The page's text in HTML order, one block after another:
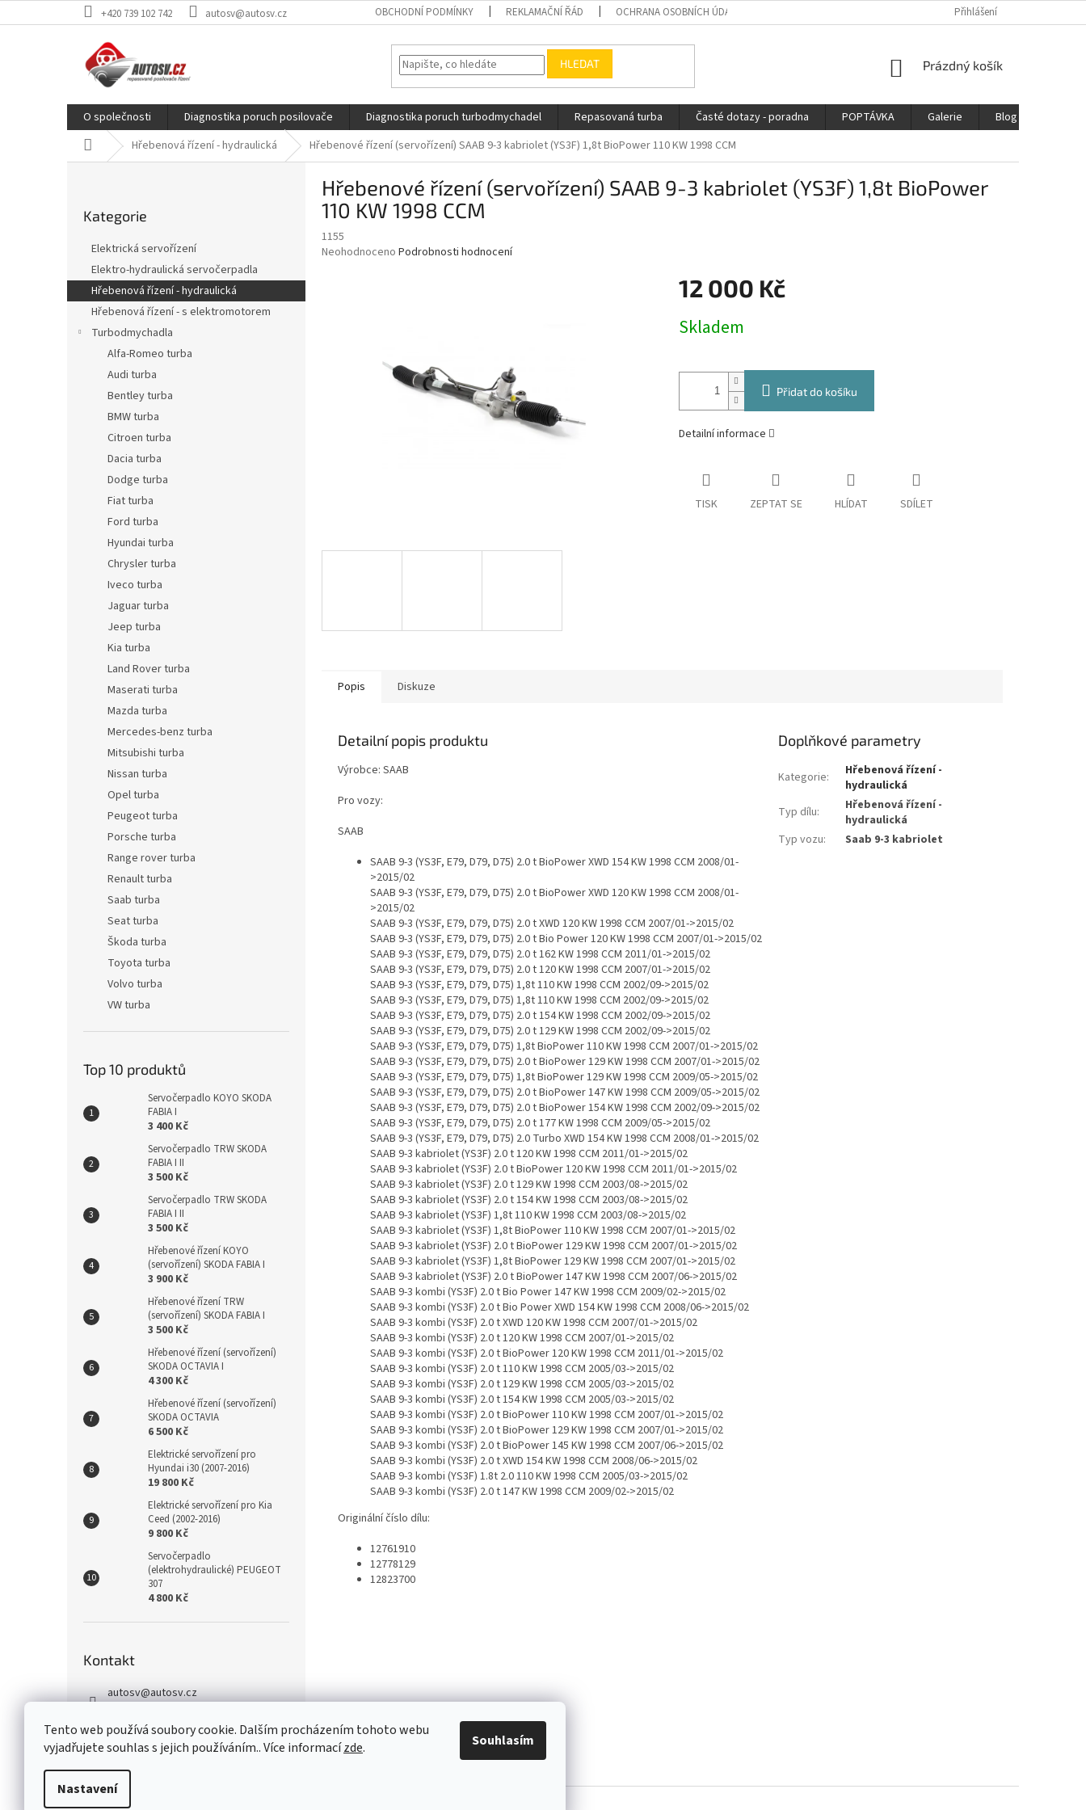
Tento web používá soubory cookie. Dalším procházením tohoto webu
vyjadřujete souhlas s jejich používáním.. Více informacízde.
Nastavení
Souhlasím
na
+420 739 102 742 autosv@autosv.cz OBCHODNÍ PODMÍNKY REKLAMAČNÍ ŘÁD OCHRANA OSOBNÍCH ÚDAJŮ Přihlášení
HLEDAT
NÁKUPNÍ
Prázdný košík
O společnosti Diagnostika poruch posilovače Diagnostika poruch turbodmychadel Repasovaná turba Časté dotazy - poradna POPTÁVKA Galerie Blog
Domů Hřebenová řízení - hydraulická Hřebenové řízení (servořízení) SAAB 9-3 kabriolet (YS3F) 1,8t BioPower 110 KW 1998 CCM
n
kategorie
Kategorie
Elektrická servořízení
Elektro-hydraulická servočerpadla
Hřebenová řízení - hydraulická
Hřebenová řízení - s elektromotorem
Turbodmychadla
Alfa-Romeo turba
Audi turba
Bentley turba
BMW turba
Citroen turba
Dacia turba
Dodge turba
Fiat turba
Ford turba
Hyundai turba
Chrysler turba
Iveco turba
Jaguar turba
Jeep turba
Kia turba
Land Rover turba
Maserati turba
Mazda turba
Mercedes-benz turba
Mitsubishi turba
Nissan turba
Opel turba
Peugeot turba
Porsche turba
Range rover turba
Renault turba
Saab turba
Seat turba
Škoda turba
Toyota turba
Volvo turba
VW turba
Top 10 produktů
Servočerpadlo KOYO SKODA
FABIA I
3 400 Kč
Servočerpadlo TRW SKODA
FABIA I II
3 500 Kč
Servočerpadlo TRW SKODA
FABIA I II
3 500 Kč
Hřebenové řízení KOYO
(servořízení) SKODA FABIA I
3 900 Kč
Hřebenové řízení TRW
(servořízení) SKODA FABIA I
3 500 Kč
Hřebenové řízení (servořízení)
SKODA OCTAVIA I
4 300 Kč
Hřebenové řízení (servořízení)
SKODA OCTAVIA
6 500 Kč
Elektrické servořízení pro
Hyundai i30 (2007-2016)
19 800 Kč
Elektrické servořízení pro Kia
Ceed (2002-2016)
9 800 Kč
Servočerpadlo
(elektrohydraulické) PEUGEOT
307
4 800 Kč
Kontakt
autosv@autosv.cz
+420 739 933 279
Hřebenové řízení (servořízení) SAAB 9-3 kabriolet (YS3F) 1,8t BioPower
110 KW 1998 CCM
1155
Průměrné
Neohodnoceno Podrobnosti hodnocení
12 000 Kč
cena:
Skladem
Přidat do košíku
Detailní informace
TISK ZEPTAT SE HLÍDAT SDÍLET
Popis Diskuze
Detailní popis produktu
Výrobce: SAAB
Pro vozy:
SAAB
SAAB 9-3 (YS3F, E79, D79, D75) 2.0 t BioPower XWD 154 KW 1998 CCM 2008/01-
>2015/02
SAAB 9-3 (YS3F, E79, D79, D75) 2.0 t BioPower XWD 120 KW 1998 CCM 2008/01-
>2015/02
SAAB 9-3 (YS3F, E79, D79, D75) 2.0 t XWD 120 KW 1998 CCM 2007/01->2015/02
SAAB 9-3 (YS3F, E79, D79, D75) 2.0 t Bio Power 120 KW 1998 CCM 2007/01->2015/02
SAAB 9-3 (YS3F, E79, D79, D75) 2.0 t 162 KW 1998 CCM 2011/01->2015/02
SAAB 9-3 (YS3F, E79, D79, D75) 2.0 t 120 KW 1998 CCM 2007/01->2015/02
SAAB 9-3 (YS3F, E79, D79, D75) 1,8t 110 KW 1998 CCM 2002/09->2015/02
SAAB 9-3 (YS3F, E79, D79, D75) 1,8t 110 KW 1998 CCM 2002/09->2015/02
SAAB 9-3 (YS3F, E79, D79, D75) 2.0 t 154 KW 1998 CCM 2002/09->2015/02
SAAB 9-3 (YS3F, E79, D79, D75) 2.0 t 129 KW 1998 CCM 2002/09->2015/02
SAAB 9-3 (YS3F, E79, D79, D75) 1,8t BioPower 110 KW 1998 CCM 2007/01->2015/02
SAAB 9-3 (YS3F, E79, D79, D75) 2.0 t BioPower 129 KW 1998 CCM 2007/01->2015/02
SAAB 9-3 (YS3F, E79, D79, D75) 1,8t BioPower 129 KW 1998 CCM 2009/05->2015/02
SAAB 9-3 (YS3F, E79, D79, D75) 2.0 t BioPower 147 KW 1998 CCM 2009/05->2015/02
SAAB 9-3 (YS3F, E79, D79, D75) 2.0 t BioPower 154 KW 1998 CCM 2002/09->2015/02
SAAB 9-3 (YS3F, E79, D79, D75) 2.0 t 177 KW 1998 CCM 2009/05->2015/02
SAAB 9-3 (YS3F, E79, D79, D75) 2.0 Turbo XWD 154 KW 1998 CCM 2008/01->2015/02
SAAB 9-3 kabriolet (YS3F) 2.0 t 120 KW 1998 CCM 2011/01->2015/02
SAAB 9-3 kabriolet (YS3F) 2.0 t BioPower 120 KW 1998 CCM 2011/01->2015/02
SAAB 9-3 kabriolet (YS3F) 2.0 t 129 KW 1998 CCM 2003/08->2015/02
SAAB 9-3 kabriolet (YS3F) 2.0 t 154 KW 1998 CCM 2003/08->2015/02
SAAB 9-3 kabriolet (YS3F) 1,8t 110 KW 1998 CCM 2003/08->2015/02
SAAB 9-3 kabriolet (YS3F) 1,8t BioPower 110 KW 1998 CCM 2007/01->2015/02
SAAB 9-3 kabriolet (YS3F) 2.0 t BioPower 129 KW 1998 CCM 2007/01->2015/02
SAAB 9-3 kabriolet (YS3F) 1,8t BioPower 129 KW 1998 CCM 2007/01->2015/02
SAAB 9-3 kabriolet (YS3F) 2.0 t BioPower 147 KW 1998 CCM 2007/06->2015/02
SAAB 9-3 kombi (YS3F) 2.0 t Bio Power 147 KW 1998 CCM 2009/02->2015/02
SAAB 9-3 kombi (YS3F) 2.0 t Bio Power XWD 154 KW 1998 CCM 2008/06->2015/02
SAAB 9-3 kombi (YS3F) 2.0 t XWD 120 KW 1998 CCM 2007/01->2015/02
SAAB 9-3 kombi (YS3F) 2.0 t 120 KW 1998 CCM 2007/01->2015/02
SAAB 9-3 kombi (YS3F) 2.0 t BioPower 120 KW 1998 CCM 2011/01->2015/02
SAAB 9-3 kombi (YS3F) 2.0 t 110 KW 1998 CCM 2005/03->2015/02
SAAB 9-3 kombi (YS3F) 2.0 t 129 KW 1998 CCM 2005/03->2015/02
SAAB 9-3 kombi (YS3F) 2.0 t 154 KW 1998 CCM 2005/03->2015/02
SAAB 9-3 kombi (YS3F) 2.0 t BioPower 110 KW 1998 CCM 2007/01->2015/02
SAAB 9-3 kombi (YS3F) 2.0 t BioPower 129 KW 1998 CCM 2007/01->2015/02
SAAB 9-3 kombi (YS3F) 2.0 t BioPower 145 KW 1998 CCM 2007/06->2015/02
SAAB 9-3 kombi (YS3F) 2.0 t XWD 154 KW 1998 CCM 2008/06->2015/02
SAAB 9-3 kombi (YS3F) 1.8t 2.0 110 KW 1998 CCM 2005/03->2015/02
SAAB 9-3 kombi (YS3F) 2.0 t 147 KW 1998 CCM 2009/02->2015/02
Originální číslo dílu:
12761910
12778129
12823700
Doplňkové parametry
Kategorie:
Hřebenová řízení -
hydraulická
Typ dílu:
Hřebenová řízení -
hydraulická
Typ vozu: Saab 9-3 kabriolet